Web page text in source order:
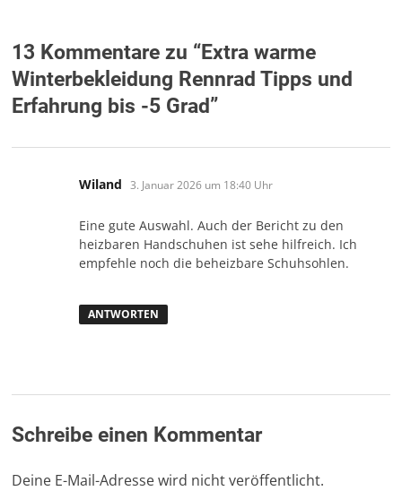
13 Kommentare zu “Extra warme
Winterbekleidung Rennrad Tipps und
Erfahrung bis -5 Grad”
Wiland sagt:
3. Januar 2026 um 18:40 Uhr
Eine gute Auswahl. Auch der Bericht zu den
heizbaren Handschuhen ist sehe hilfreich. Ich
empfehle noch die beheizbare Schuhsohlen.
ANTWORTEN
Schreibe einen Kommentar
Deine E-Mail-Adresse wird nicht veröffentlicht.